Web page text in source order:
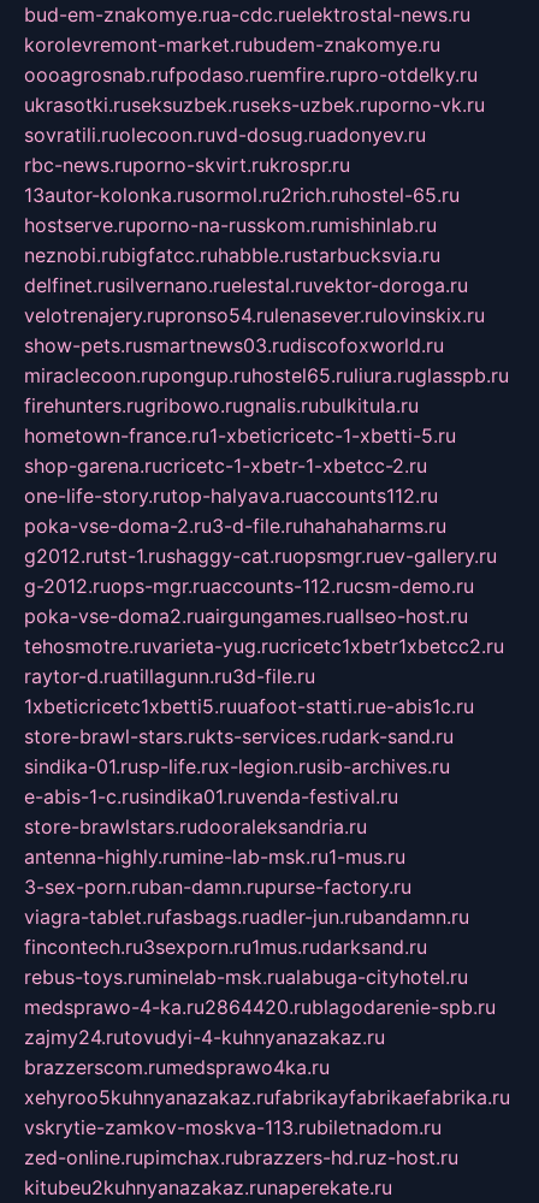
bud-em-znakomye.rua-cdc.ruelektrostal-news.ru
korolevremont-market.rubudem-znakomye.ru
oooagrosnab.rufpodaso.ruemfire.rupro-otdelky.ru
ukrasotki.ruseksuzbek.ruseks-uzbek.ruporno-vk.ru
sovratili.ruolecoon.ruvd-dosug.ruadonyev.ru
rbc-news.ruporno-skvirt.rukrospr.ru
13autor-kolonka.rusormol.ru2rich.ruhostel-65.ru
hostserve.ruporno-na-russkom.rumishinlab.ru
neznobi.rubigfatcc.ruhabble.rustarbucksvia.ru
delfinet.rusilvernano.ruelestal.ruvektor-doroga.ru
velotrenajery.rupronso54.rulenasever.rulovinskix.ru
show-pets.rusmartnews03.rudiscofoxworld.ru
miraclecoon.rupongup.ruhostel65.ruliura.ruglasspb.ru
firehunters.rugribowo.rugnalis.rubulkitula.ru
hometown-france.ru1-xbeticricetc-1-xbetti-5.ru
shop-garena.rucricetc-1-xbetr-1-xbetcc-2.ru
one-life-story.rutop-halyava.ruaccounts112.ru
poka-vse-doma-2.ru3-d-file.ruhahahaharms.ru
g2012.rutst-1.rushaggy-cat.ruopsmgr.ruev-gallery.ru
g-2012.ruops-mgr.ruaccounts-112.rucsm-demo.ru
poka-vse-doma2.ruairgungames.ruallseo-host.ru
tehosmotre.ruvarieta-yug.rucricetc1xbetr1xbetcc2.ru
raytor-d.ruatillagunn.ru3d-file.ru
1xbeticricetc1xbetti5.ruuafoot-statti.rue-abis1c.ru
store-brawl-stars.rukts-services.rudark-sand.ru
sindika-01.rusp-life.rux-legion.rusib-archives.ru
e-abis-1-c.rusindika01.ruvenda-festival.ru
store-brawlstars.rudooraleksandria.ru
antenna-highly.rumine-lab-msk.ru1-mus.ru
3-sex-porn.ruban-damn.rupurse-factory.ru
viagra-tablet.rufasbags.ruadler-jun.rubandamn.ru
fincontech.ru3sexporn.ru1mus.rudarksand.ru
rebus-toys.ruminelab-msk.rualabuga-cityhotel.ru
medsprawo-4-ka.ru2864420.rublagodarenie-spb.ru
zajmy24.rutovudyi-4-kuhnyanazakaz.ru
brazzerscom.rumedsprawo4ka.ru
xehyroo5kuhnyanazakaz.rufabrikayfabrikaefabrika.ru
vskrytie-zamkov-moskva-113.rubiletnadom.ru
zed-online.rupimchax.rubrazzers-hd.ruz-host.ru
kitubeu2kuhnyanazakaz.runaperekate.ru